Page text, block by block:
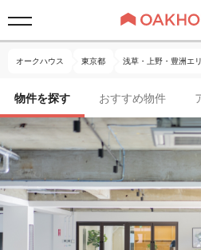
オークハウス 東京都 浅草・上野・豊洲エ
物件を探す おすすめ物件